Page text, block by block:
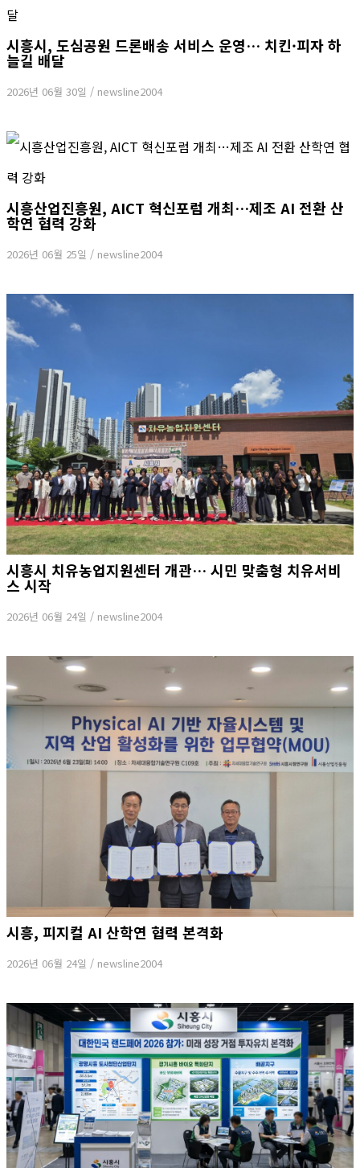
시흥시, 도심공원 드론배송 서비스 운영… 치킨·피자 하
늘길 배달
2026년 06월 30일 / newsline2004
시흥산업진흥원, AICT 혁신포럼 개최…제조 AI 전환 산
학연 협력 강화
2026년 06월 25일 / newsline2004
시흥시 치유농업지원센터 개관… 시민 맞춤형 치유서비
스 시작
2026년 06월 24일 / newsline2004
시흥, 피지컬 AI 산학연 협력 본격화
2026년 06월 24일 / newsline2004